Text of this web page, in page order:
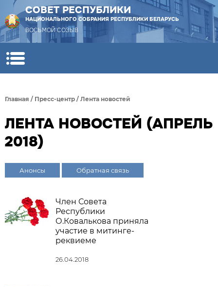
СОВЕТ РЕСПУБЛИКИ
НАЦИОНАЛЬНОГО СОБРАНИЯ РЕСПУБЛИКИ БЕЛАРУСЬ
ВОСЬМОЙ СОЗЫВ
Главная / Пресс-центр / Лента новостей
ЛЕНТА НОВОСТЕЙ (АПРЕЛЬ
2018)
Анонсы Обратная связь
Член Совета
Республики
О.Ковалькова приняла
участие в митинге-
реквиеме
26.04.2018